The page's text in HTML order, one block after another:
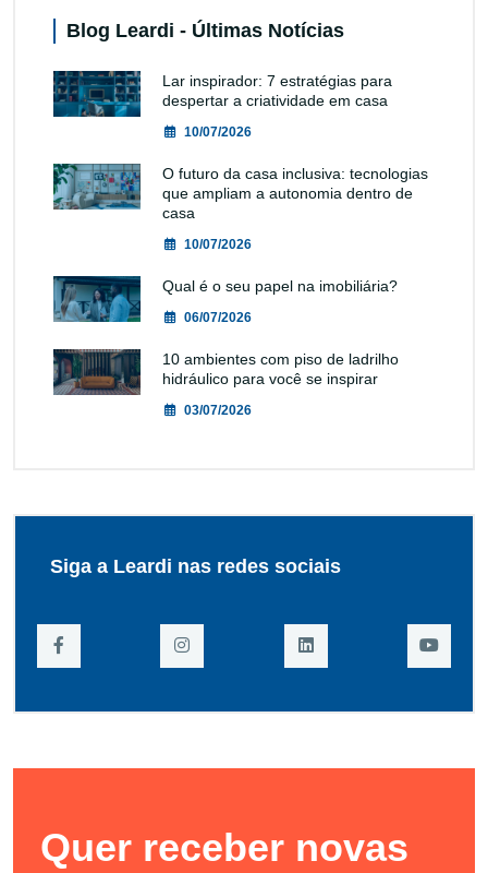
Blog Leardi - Últimas Notícias
Lar inspirador: 7 estratégias para
despertar a criatividade em casa
10/07/2026
O futuro da casa inclusiva: tecnologias
que ampliam a autonomia dentro de
casa
10/07/2026
Qual é o seu papel na imobiliária?
06/07/2026
10 ambientes com piso de ladrilho
hidráulico para você se inspirar
03/07/2026
Siga a Leardi nas redes sociais
Quer receber novas